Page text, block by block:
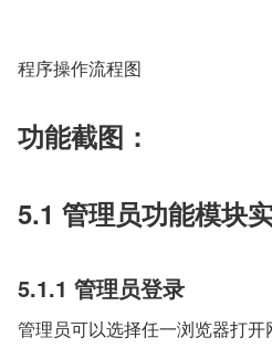
程序操作流程图
功能截图：
5.1 管理员功能模块
5.1.1 管理员登录
管理员可以选择任一浏览器打